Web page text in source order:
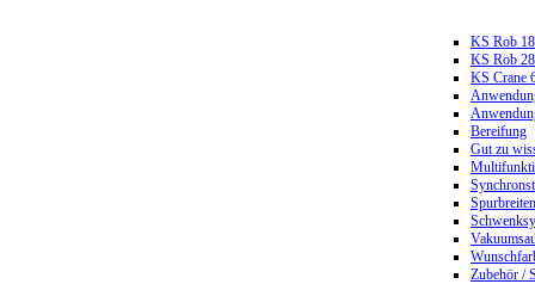
KS Rob
KS Rob
KS Crane
Bereifung
Gut zu
Zubehör /